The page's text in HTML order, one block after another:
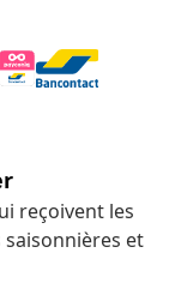
reçoivent les
et